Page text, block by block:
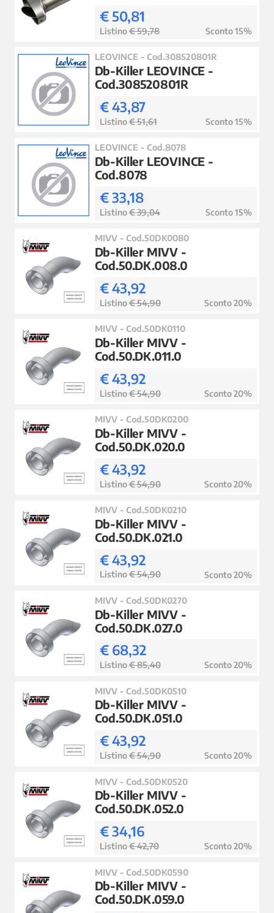
€ 50,81
Listino€ 59,78 Sconto 15%
LEOVINCE - Cod.308520801R
Db-Killer LEOVINCE -
Cod.308520801R
€ 43,87
Listino€ 51,61 Sconto 15%
LEOVINCE - Cod.8078
Db-Killer LEOVINCE -
Cod.8078
€ 33,18
Listino€ 39,04 Sconto 15%
MIVV - Cod.50DK0080
Db-Killer MIVV -
Cod.50.DK.008.0
€ 43,92
Listino€ 54,90 Sconto 20%
MIVV - Cod.50DK0110
Db-Killer MIVV -
Cod.50.DK.011.0
€ 43,92
Listino€ 54,90 Sconto 20%
MIVV - Cod.50DK0200
Db-Killer MIVV -
Cod.50.DK.020.0
€ 43,92
Listino€ 54,90 Sconto 20%
MIVV - Cod.50DK0210
Db-Killer MIVV -
Cod.50.DK.021.0
€ 43,92
Listino€ 54,90 Sconto 20%
MIVV - Cod.50DK0270
Db-Killer MIVV -
Cod.50.DK.027.0
€ 68,32
Listino€ 85,40 Sconto 20%
MIVV - Cod.50DK0510
Db-Killer MIVV -
Cod.50.DK.051.0
€ 43,92
Listino€ 54,90 Sconto 20%
MIVV - Cod.50DK0520
Db-Killer MIVV -
Cod.50.DK.052.0
€ 34,16
Listino€ 42,70 Sconto 20%
MIVV - Cod.50DK0590
Db-Killer MIVV -
Cod.50.DK.059.0